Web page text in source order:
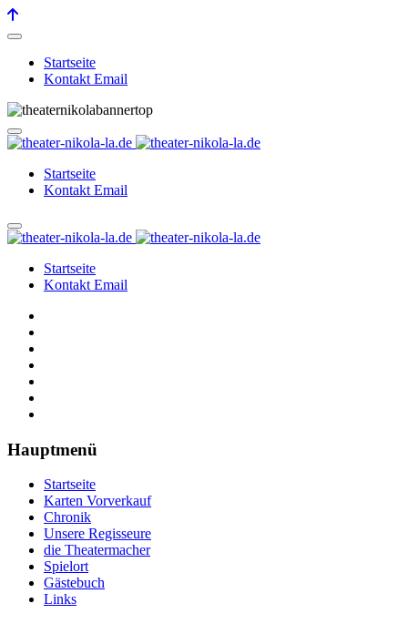
Startseite
Kontakt Email
Startseite
Kontakt Email
Startseite
Kontakt Email
Hauptmenü
Startseite
Karten Vorverkauf
Chronik
Unsere Regisseure
die Theatermacher
Spielort
Gästebuch
Links